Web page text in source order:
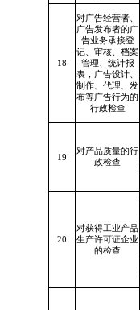
18
对广告经营者、
广告发布者的广
告业务承接登
记、审核、档案
管理、统计报
表，广告设计、
制作、代理、发
布等广告行为的
行政检查
19
对产品质量的行
政检查
20
对获得工业产品
生产许可证企业
的检查